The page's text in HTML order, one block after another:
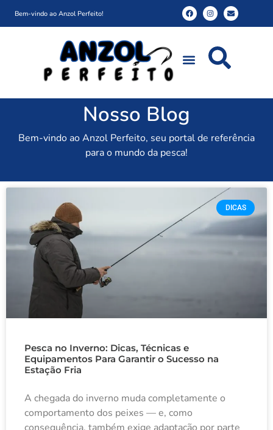
Bem-vindo ao Anzol Perfeito!
Nosso Blog
Bem-vindo ao Anzol Perfeito, seu portal de referência
para o mundo da pesca!
DICAS
Pesca no Inverno: Dicas, Técnicas e
Equipamentos Para Garantir o Sucesso na
Estação Fria
A chegada do inverno muda completamente o
comportamento dos peixes — e, como